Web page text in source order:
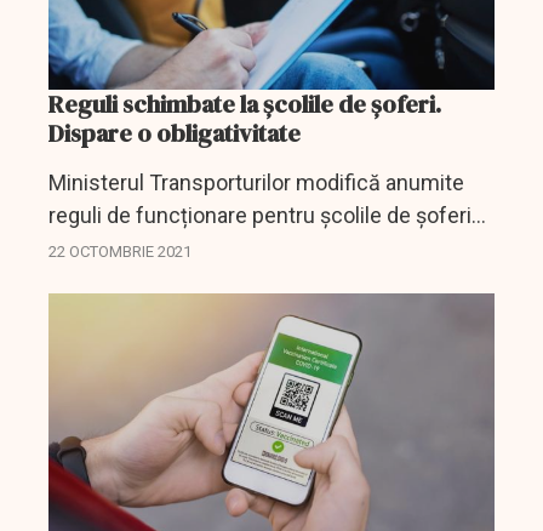
Reguli schimbate la școlile de șoferi.
Dispare o obligativitate
Ministerul Transporturilor modifică anumite
reguli de funcționare pentru școlile de șoferi
eliminând anumite restricții.
22 OCTOMBRIE 2021